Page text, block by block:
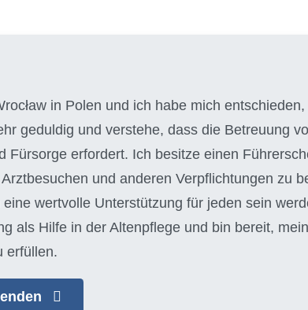
in Polen und ich habe mich
geduldig und verstehe, dass die Betreuung
Fürsorge erfordert. Ich besitze einen
und anderen Verpflichtungen zu
wertvolle Unterstützung für jeden sein
als Hilfe in der Altenpflege und bin bereit,
erfüllen.